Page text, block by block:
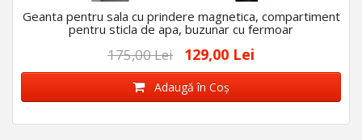
Geanta pentru sala cu prindere magnetica, compartiment
pentru sticla de apa, buzunar cu fermoar
175,00 Lei 129,00 Lei
Adaugă în Coş